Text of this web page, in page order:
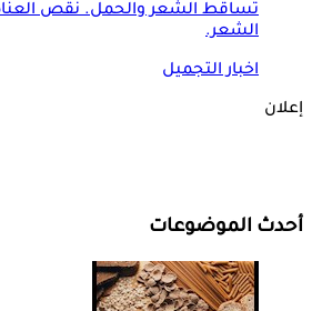
تساقط الشعر والحمل. نقص
الشعر.
اخبار التجميل
إعلان
أحدث الموضوعات